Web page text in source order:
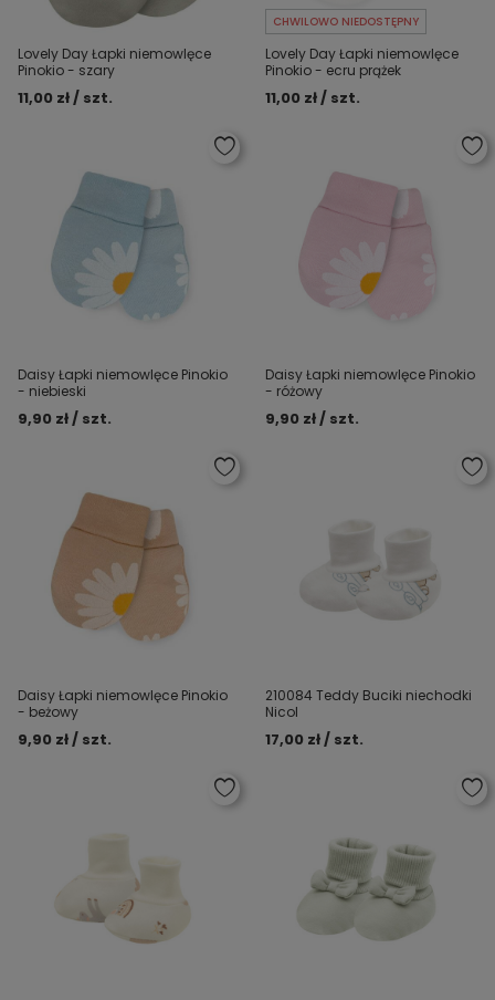
Lovely Day Łapki niemowlęce
Pinokio - szary
11,00 zł / szt.
CHWILOWO NIEDOSTĘPNY
Lovely Day Łapki niemowlęce
Pinokio - ecru prążek
11,00 zł / szt.
Daisy Łapki niemowlęce Pinokio
- niebieski
9,90 zł / szt.
Daisy Łapki niemowlęce Pinokio
- różowy
9,90 zł / szt.
Daisy Łapki niemowlęce Pinokio
- beżowy
9,90 zł / szt.
210084 Teddy Buciki niechodki
Nicol
17,00 zł / szt.